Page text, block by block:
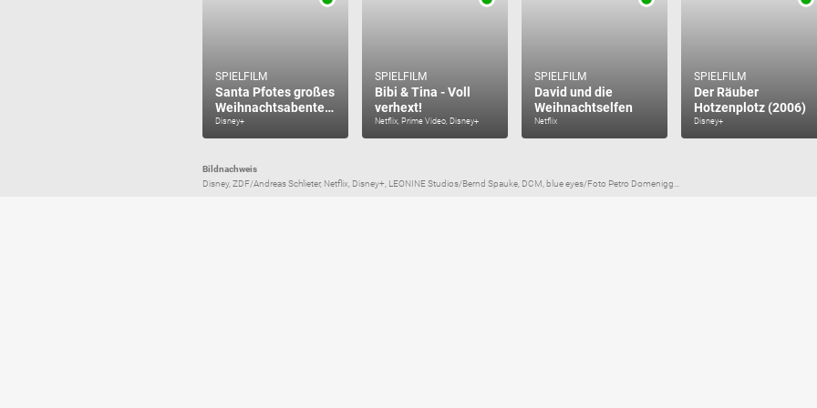
SPIELFILM
Santa Pfotes großes
Weihnachtsabenteuer
Disney+
SPIELFILM
Bibi & Tina - Voll
verhext!
Netflix, Prime Video, Disney+
SPIELFILM
David und die
Weihnachtselfen
Netflix
SPIELFILM
Der Räuber
Hotzenplotz (2006)
Disney+
Bildnachweis
Disney, ZDF/Andreas Schlieter, Netflix, Disney+, LEONINE Studios/Bernd Spauke, DCM, blue eyes/Foto Petro Domenigg...